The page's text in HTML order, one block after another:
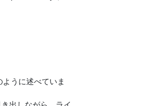
うに述べていま